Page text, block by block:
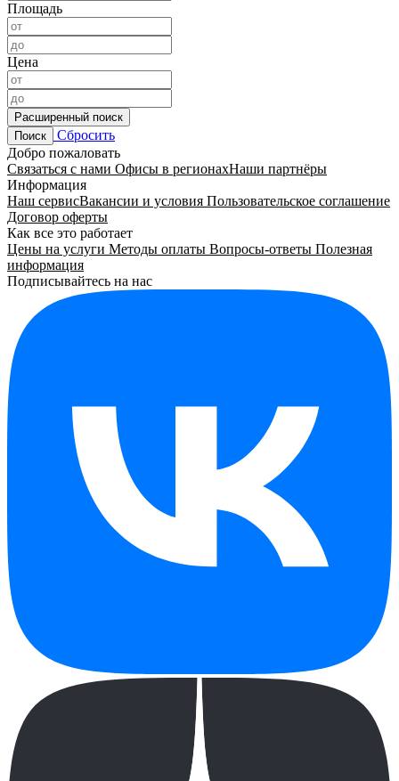
Площадь
Цена
Расширенный поиск
Поиск
Сбросить
Добро пожаловать
Связаться с нами Офисы в регионахНаши партнёры
Информация
Наш сервисВакансии и условия Пользовательское соглашение
Договор оферты
Как все это работает
Цены на услуги Методы оплаты Вопросы-ответы Полезная
информация
Подписывайтесь на нас